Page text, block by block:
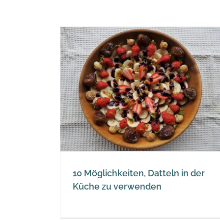
10 Möglichkeiten, Datteln in der
Küche zu verwenden